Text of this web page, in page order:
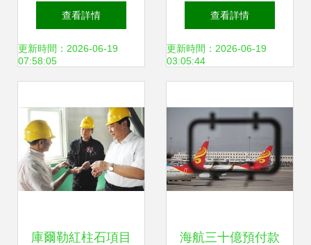
彩砂、白炭黑、長
石等10個實業項目
藍圖
查看詳情
更新時間：2026-06-19
07:58:05
墻就要修20萬？壓
鑄車身的“富貴
查看詳情
更新時間：2026-06-19
03:05:44
庫爾勒紅柱石項目 海航三十億預付款